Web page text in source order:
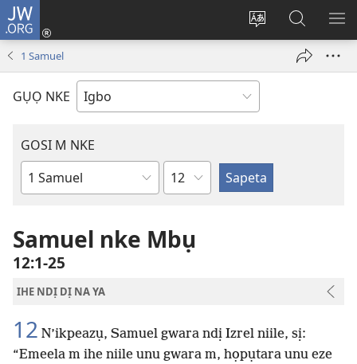
JW.ORG
Gbanwee
Banye
(ga-
ebe
anọ
gụọ
Chọọ
Ihe
na
1 Samuel
GỤỌ NKE
GOSI M NKE
Akwụkwọ
Isiokwu
Samuel nke Mbụ
12:1-25
IHE NDỊ DỊ NA YA
12 N’ikpeazụ, Samuel gwara ndị Izrel niile, sị:
“Emeela m ihe niile unu gwara m, họpụtara unu eze